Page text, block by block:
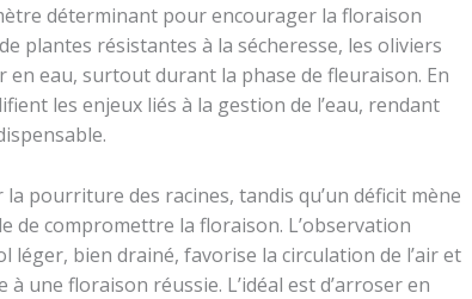
déterminant pour encourager la floraison
plantes résistantes à la sécheresse, les oliviers
eau, surtout durant la phase de fleuraison. En
les enjeux liés à la gestion de l’eau, rendant
la pourriture des racines, tandis qu’un déficit mène
de compromettre la floraison. L’observation
léger, bien drainé, favorise la circulation de l’air et
une floraison réussie. L’idéal est d’arroser en